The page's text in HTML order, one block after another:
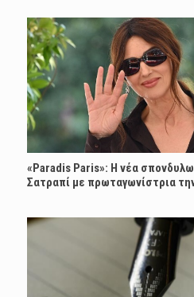
«Paradis Paris»: H νέα
Σατραπί με πρωταγωνίστρια